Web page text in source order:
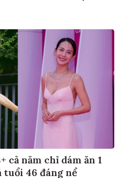
cả năm chỉ dám ăn 1
tuổi 46 đáng nể